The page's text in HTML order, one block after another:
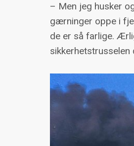
Prosjektet
Hegghammer,
Miljøet er
– Men jeg husker
gærninger oppe i
de er så farlige.
sikkerhetstrusselen